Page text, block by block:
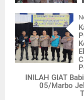
INILAH GIAT
05/Marbo